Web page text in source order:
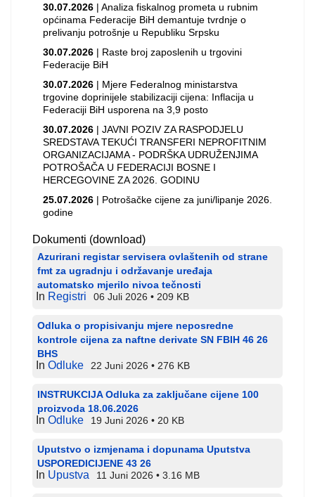
30.07.2026 | Analiza fiskalnog prometa u rubnim
općinama Federacije BiH demantuje tvrdnje o
prelivanju potrošnje u Republiku Srpsku
30.07.2026 | Raste broj zaposlenih u trgovini
Federacije BiH
30.07.2026 | Mjere Federalnog ministarstva
trgovine doprinijele stabilizaciji cijena: Inflacija u
Federaciji BiH usporena na 3,9 posto
30.07.2026 | JAVNI POZIV ZA RASPODJELU
SREDSTAVA TEKUĆI TRANSFERI NEPROFITNIM
ORGANIZACIJAMA - PODRŠKA UDRUŽENJIMA
POTROŠAČA U FEDERACIJI BOSNE I
HERCEGOVINE ZA 2026. GODINU
25.07.2026 | Potrošačke cijene za juni/lipanje 2026.
godine
Dokumenti (download)
Azurirani registar servisera ovlaštenih od strane
fmt za ugradnju i održavanje uređaja
automatsko mjerilo nivoa tečnosti
In Registri 06 Juli 2026 209 KB
Odluka o propisivanju mjere neposredne
kontrole cijena za naftne derivate SN FBIH 46 26
BHS
In Odluke 22 Juni 2026 276 KB
INSTRUKCIJA Odluka za zaključane cijene 100
proizvoda 18.06.2026
In Odluke 19 Juni 2026 20 KB
Uputstvo o izmjenama i dopunama Uputstva
USPOREDICIJENE 43 26
In Upustva 11 Juni 2026 3.16 MB